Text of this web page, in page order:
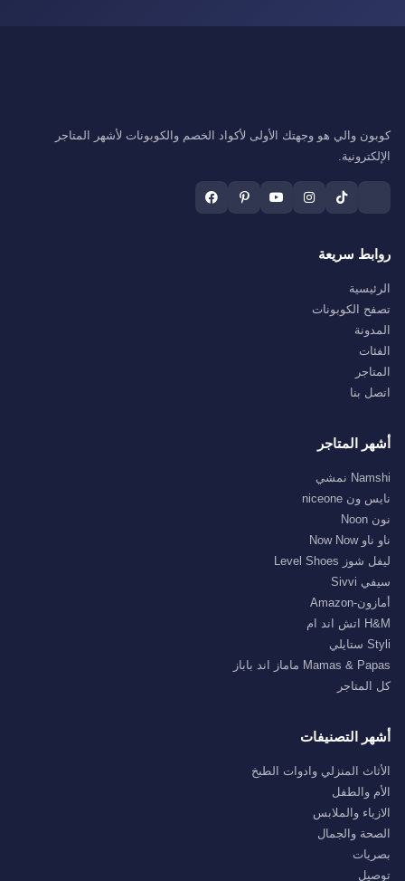
كوبون والي هو وجهتك الأولى لأكواد الخصم والكوبونات لأشهر المتاجر
الإلكترونية.
روابط سريعة
الرئيسية
تصفح الكوبونات
المدونة
الفئات
المتاجر
اتصل بنا
أشهر المتاجر
Namshi نمشي
نايس ون niceone
نون Noon
ناو ناو Now Now
ليفل شوز Level Shoes
سيفي Sivvi
أمازون-Amazon
H&M اتش اند ام
Styli ستايلي
Mamas & Papas ماماز اند باباز
كل المتاجر
أشهر التصنيفات
الأثاث المنزلي وادوات الطبخ
الأم والطفل
الازياء والملابس
الصحة والجمال
بصريات
توصيل